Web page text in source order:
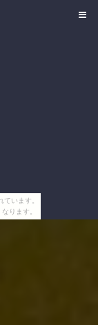
います。
ります。